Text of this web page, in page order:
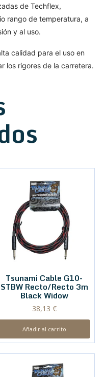
de Techflex,
rango de temperatura, a
y al uso.
calidad para el uso en
los rigores de la carretera.
Tsunami Cable G10-
STBW Recto/Recto 3m
Black Widow
38,13 €
Añadir al carrito